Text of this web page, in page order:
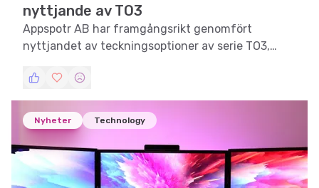
nyttjande av TO3
Appspotr AB har framgångsrikt genomfört
nyttjandet av teckningsoptioner av serie TO3,
emissionskostnader.
Nyheter Technology